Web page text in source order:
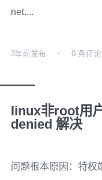
net....
3年前发布 0 条评论
linux非root用
denied 解决
问题根本原因：特权